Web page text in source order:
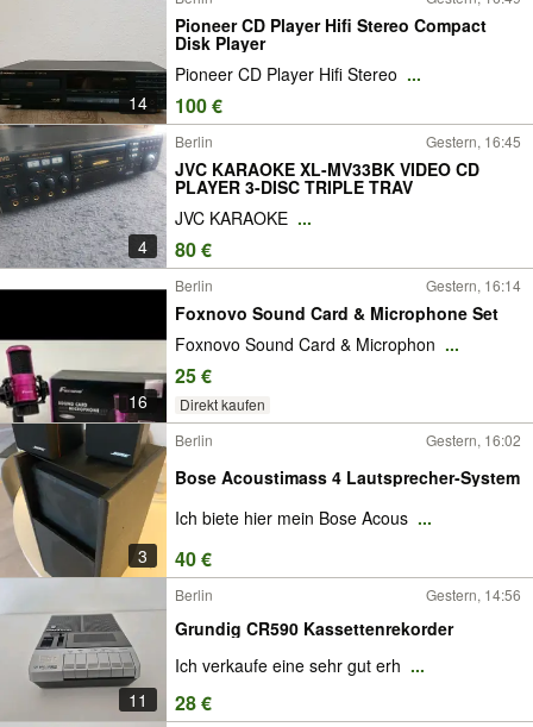
14
Pioneer CD Player Hifi Stereo Compact
Disk Player
Pioneer CD Player Hifi Stereo ...
100 €
4
Berlin Gestern, 16:45
JVC KARAOKE XL-MV33BK VIDEO CD
PLAYER 3-DISC TRIPLE TRAV
JVC KARAOKE ...
80 €
16
Berlin Gestern, 16:14
Foxnovo Sound Card & Microphone Set
Foxnovo Sound Card & Microphon ...
25 €
Direkt kaufen
3
Berlin Gestern, 16:02
Bose Acoustimass 4 Lautsprecher-System
Ich biete hier mein Bose Acous ...
40 €
11
Berlin Gestern, 14:56
Grundig CR590 Kassettenrekorder
Ich verkaufe eine sehr gut erh ...
28 €